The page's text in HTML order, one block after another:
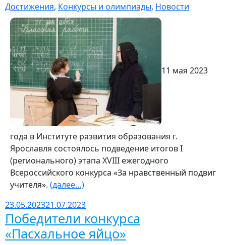
Достижения, Конкурсы и олимпиады, Новости
11 мая 2023
года в Институте развития образования г.
Ярославля состоялось подведение итогов I
(регионального) этапа XVIII ежегодного
Всероссийского конкурса «За нравственный подвиг
учителя». (далее…)
23.05.202321.07.2023
Победители конкурса
«Пасхальное яйцо»